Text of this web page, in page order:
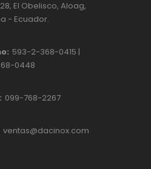
El Obelisco, Aloag,
- Ecuador.
593-2-368-0415 |
0448
099-768-2267
ventas@dacinox.com